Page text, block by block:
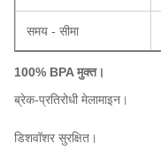
समय - सीमा
100% BPA मुक्त।
ब्रेक-प्रतिरोधी मेलामाइन।
डिशवॉशर सुरक्षित।